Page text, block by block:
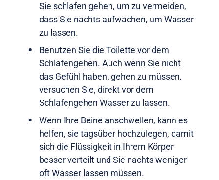
Sie schlafen gehen, um zu vermeiden,
dass Sie nachts aufwachen, um Wasser
zu lassen.
Benutzen Sie die Toilette vor dem
Schlafengehen. Auch wenn Sie nicht
das Gefühl haben, gehen zu müssen,
versuchen Sie, direkt vor dem
Schlafengehen Wasser zu lassen.
Wenn Ihre Beine anschwellen, kann es
helfen, sie tagsüber hochzulegen, damit
sich die Flüssigkeit in Ihrem Körper
besser verteilt und Sie nachts weniger
oft Wasser lassen müssen.